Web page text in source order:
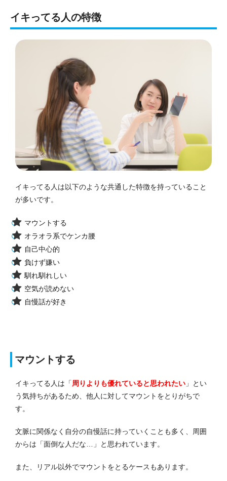
イキってる人の特徴
イキってる人は以下のような共通した特徴を持っていること
が多いです。
マウントする
オラオラ系でケンカ腰
自己中心的
負けず嫌い
馴れ馴れしい
空気が読めない
自慢話が好き
マウントする
イキってる人は「周りよりも優れていると思われたい 」とい
う気持ちがあるため、他人に対してマウントをとりがちで
す。
文脈に関係なく自分の自慢話に持っていくことも多く、周囲
からは「面倒な人だな…」と思われています。
また、リアル以外でマウントをとるケースもあります。